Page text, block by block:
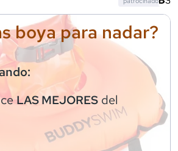
boya para nadar?
LAS MEJORES del